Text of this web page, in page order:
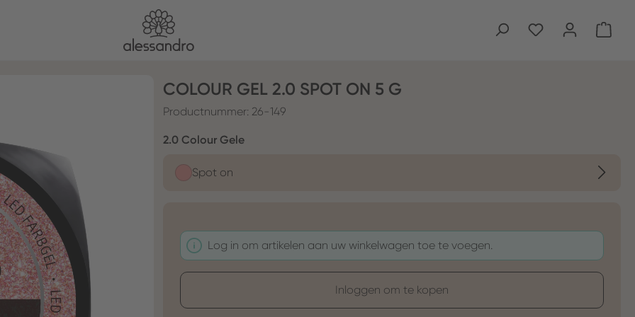
COLOUR GEL 2.0 SPOT ON 5 G
Productnummer: 26-149
Selecteer
2.0 Colour Gele
Spot on
Log in om artikelen aan uw winkelwagen toe te voegen.
Inloggen om te kopen